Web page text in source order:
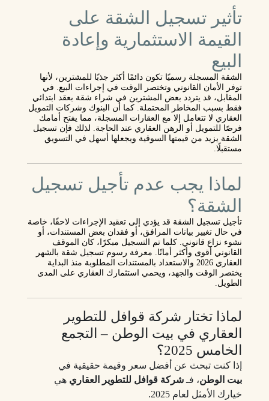
تأثير تسجيل الشقة على
القيمة الاستثمارية وإعادة
البيع
الشقة المسجلة رسميًا تكون دائمًا أكثر جذبًا للمشترين، لأنها
توفر الأمان القانوني وتختصر الوقت في إجراءات البيع. في
المقابل، قد يتردد بعض المشترين في شراء شقة بعقد ابتدائي
فقط بسبب المخاطر المحتملة. كما أن البنوك وشركات التمويل
العقاري لا تتعامل إلا مع العقارات المسجلة، مما يفتح أمامك
فرصًا للتمويل أو الرهن العقاري عند الحاجة. لذلك فإن تسجيل
الشقة يزيد من قيمتها السوقية ويجعلها أسهل في التسويق
مستقبلًا.
لماذا يجب عدم تأجيل تسجيل
الشقة؟
تأجيل تسجيل الشقة قد يؤدي إلى تعقيد الإجراءات لاحقًا، خاصة
في حال تغيير بيانات المرافق، أو فقدان بعض المستندات، أو
نشوء نزاع قانوني. كلما تم التسجيل مبكرًا، كان الموقف
القانوني أقوى وأكثر أمانًا. معرفة رسوم تسجيل شقة بالشهر
العقاري 2026 والاستعداد بالمستندات المطلوبة منذ البداية
يختصر الوقت والجهد، ويحمي استثمارك العقاري على المدى
الطويل.
لماذا تختار شركة قوافل للتطوير
العقاري في بيت الوطن – التجمع
الخامس 2025؟
إذا كنت تبحث عن أفضل سعر وقيمة حقيقية في
بيت الوطن، فـ شركة قوافل للتطوير العقاري هي
خيارك الأمثل لعام 2025.